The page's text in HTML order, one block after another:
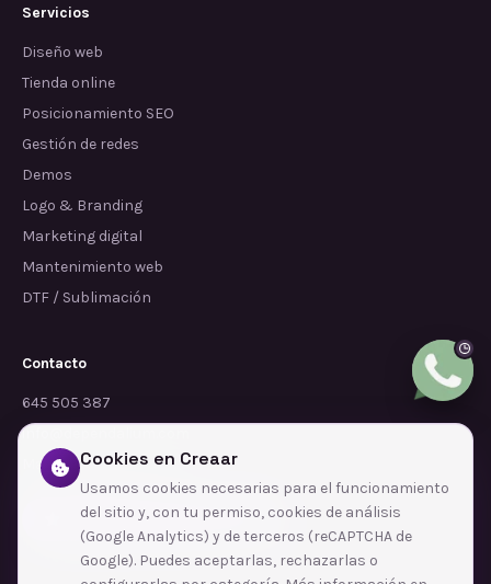
Servicios
Diseño web
Tienda online
Posicionamiento SEO
Gestión de redes
Demos
Logo & Branding
Marketing digital
Mantenimiento web
DTF / Sublimación
Contacto
645 505 387
info@dependalium.com
Mataró (Barcelona)
Déjanos tu reseña en Google
Cookies en Creaar
Usamos cookies necesarias para el funcionamiento
del sitio y, con tu permiso, cookies de análisis
(Google Analytics) y de terceros (reCAPTCHA de
Google). Puedes aceptarlas, rechazarlas o